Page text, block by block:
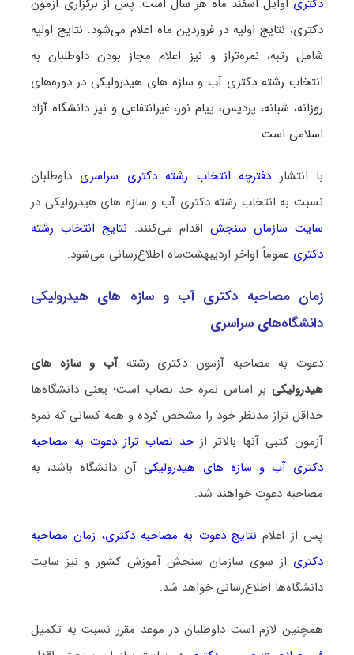
دکتری اوایل اسفند ماه هر سال است. پس از برگزاری آزمون
دکتری، نتایج اولیه در فروردین ماه اعلام می‌شود. نتایج اولیه
شامل رتبه، نمره‌تراز و نیز اعلام مجاز بودن داوطلبان به
انتخاب رشته دکتری آب و سازه‎‌ های هیدرولیکی در دوره‌های
روزانه، شبانه، پردیس، پیام نور، غیرانتفاعی و نیز دانشگاه آزاد
اسلامی است.
با انتشار دفترچه انتخاب رشته دکتری سراسری داوطلبان
نسبت به انتخاب رشته دکتری آب و سازه‎‌ های هیدرولیکی در
سایت سازمان سنجشاقدام می‌کنند. نتایج انتخاب رشته
دکتری عموماً اواخر اردیبهشت‌ماه اطلاع‌رسانی می‌شود.
زمان مصاحبه دکتری آب و سازه‎‌ های هیدرولیکی
دانشگاه‌های سراسری
دعوت به مصاحبه آزمون دکتری رشته
آب و سازه‎‌ های
هیدرولیکیبر اساس نمره حد نصاب است؛ یعنی دانشگاه‌ها
حداقل تراز مدنظر خود را مشخص کرده و همه کسانی که نمره
آزمون کتبی آنها بالاتر ازحد نصاب تراز دعوت به مصاحبه
دکتری آب و سازه‎‌ های هیدرولیکی
آن دانشگاه باشد، به
مصاحبه دعوت خواهند شد.
پس از اعلام نتایج دعوت به مصاحبه دکتری، زمان مصاحبه
دکتری از سوی سازمان سنجش آموزش کشور و نیز سایت
دانشگاه‌ها اطلاع‌رسانی خواهد شد.
همچنین لازم است داوطلبان در موعد مقرر نسبت به تکمیل